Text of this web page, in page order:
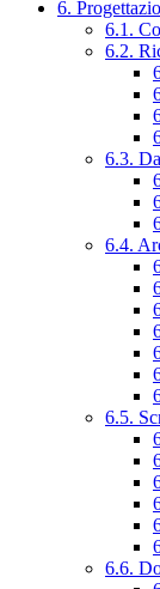
6.
6.1.
6.2.
6.3.
6.4.
6.5.
6.6.